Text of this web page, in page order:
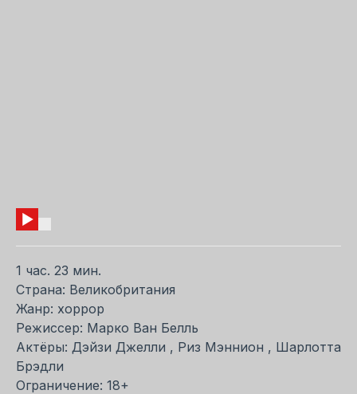
1 час. 23 мин.
Страна: Великобритания
Жанр: хоррор
Режиссер: Марко Ван Белль
Актёры: Дэйзи Джелли , Риз Мэннион , Шарлотта
Брэдли
Ограничение: 18+